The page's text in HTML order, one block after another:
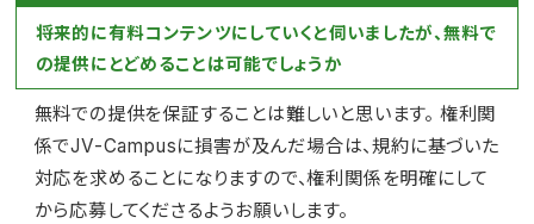
将来的に有料コンテンツにしていくと伺いましたが、無料で
の提供にとどめることは可能でしょうか
無料での提供を保証することは難しいと思います。 権利関
係でJV-Campusに損害が及んだ場合は、規約に基づいた
対応を求めることになりますので、権利関係を明確にして
から応募してくださるようお願いします。